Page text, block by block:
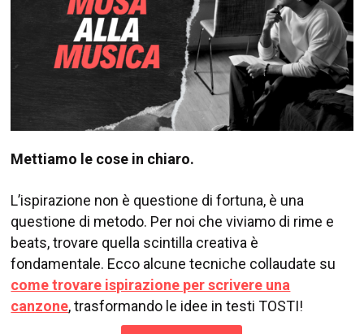
Mettiamo le cose in chiaro.
L’ispirazione non è questione di fortuna, è una
questione di metodo. Per noi che viviamo di rime e
beats, trovare quella scintilla creativa è
fondamentale. Ecco alcune tecniche collaudate su
come trovare ispirazione per scrivere una
canzone, trasformando le idee in testi TOSTI!